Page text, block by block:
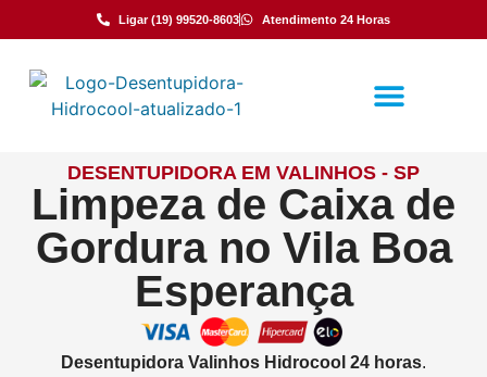
Ligar (19) 99520-8603 Atendimento 24 Horas
DESENTUPIDORA EM VALINHOS - SP
Limpeza de Caixa de
Gordura no Vila Boa
Esperança
Desentupidora Valinhos Hidrocool 24 horas.